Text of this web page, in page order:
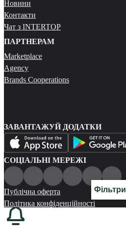
Фільтри
Новини
Контакти
Чат з INTERTOP
ПАРТНЕРАМ
Marketplace
Agency
Brands Cooperations
ЗАВАНТАЖУЙ ДОДАТКИ
СОЦІАЛЬНІ МЕРЕЖІ
Публічна оферта
Політика конфіденційності
Карта сайту
© 2026 Всі права захищені